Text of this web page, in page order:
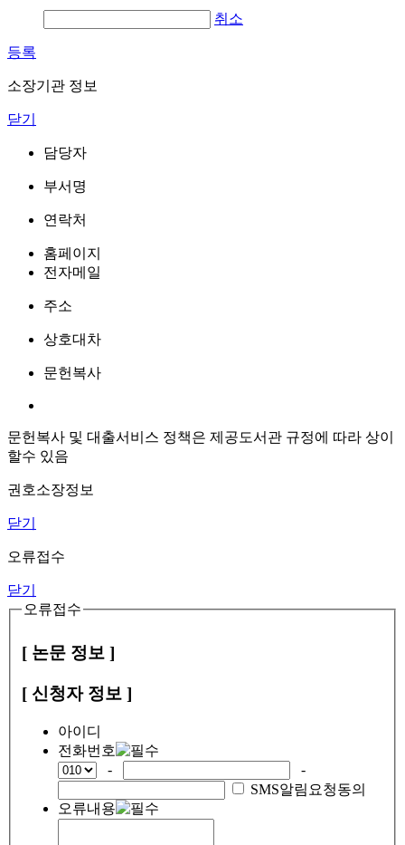
취소
등록
소장기관 정보
닫기
담당자
부서명
연락처
홈페이지
전자메일
주소
상호대차
문헌복사
문헌복사 및 대출서비스 정책은 제공도서관 규정에 따라 상이
할수 있음
권호소장정보
닫기
오류접수
닫기
오류접수
[ 논문 정보 ]
[ 신청자 정보 ]
아이디
전화번호
-
-
SMS알림요청동의
오류내용